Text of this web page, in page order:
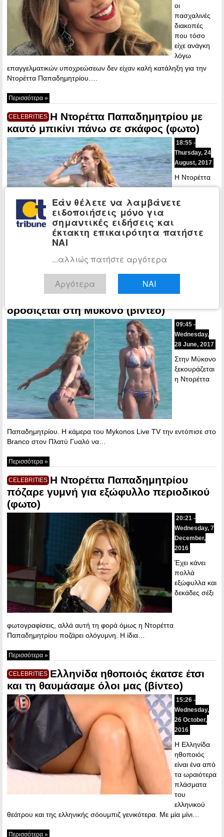
οι
πασχαλινές
διακοπές
που τόσο
είχε ανάγκη
λόγω
επαγγελματικών υποχρεώσεων δεν είχαν καλή κατάληξη για την
Ντορέττα Παπαδημητρίου….
Περισσότερα »
CELEBRITIES Η Ντορέττα Παπαδημητρίου με
καυτό μπικίνι πάνω σε σκάφος (φωτο)
18:55 -
Thursday, 24
August, 2017
Η Ντορέττα
φίλους και οικογένεια πλέον αφήνει τις παραλίες της Ελλάδα…
δροσίζεται στη Μύκονο (βίντεο)
09:45 -
Wednesday,
28 June, 2017
Στην Μύκονο
ξεκουράζεται
η Ντορέττα
Παπαδημητρίου. Η κάμερα του Mykonos Live TV την εντόπισε στο
Branco στον Πλατύ Γυαλό να…
Περισσότερα »
CELEBRITIES Η Ντορέττα Παπαδημητρίου
πόζαρε γυμνή για εξώφυλλο περιοδικού
(φωτο)
20:21 -
Wednesday, 7
December,
2016
Έχει κάνει
πολλά
εξώφυλλα και
δεκάδες σέξι
φωτογραφίσεις, αλλά αυτή τη φορά όμως η Ντορέττα
Παπαδημητρίου ποζάρει ολόγυμνη. Η ίδια…
Περισσότερα »
CELEBRITIES Ελληνίδα ηθοποιός έκατσε έτσι
και τη θαυμάσαμε όλοι μας (βίντεο)
15:26 -
Wednesday,
26 October,
2016
Η Ελληνίδα
ηθοποιός
είναι ένα από
τα ωραιότερα
πλάσματα
του
ελληνικού
θεάτρου και της ελληνικής σόουμπιζ γενικότερα. Με μία μίνι…
Περισσότερα »
Εάν θέλετε να λαμβάνετε
ειδοποιήσεις μόνο για
σημαντικές ειδήσεις και
έκτακτη επικαιρότητα πατήστε
ΝΑΙ
...αλλιώς πατήστε αργότερα
Αργότερα ΝΑΙ